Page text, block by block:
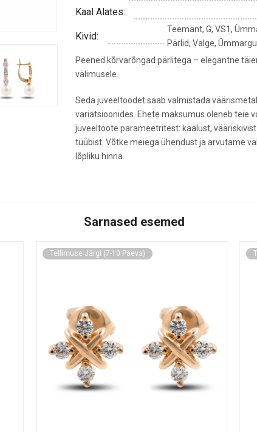
Kaal Alates:
Kivid:
Teemant, G, VS1,
Pärlid, Valge,
Peened kõrvarõngad pärlitega – elegantne
välimusele.
Seda juveeltoodet saab valmistada
variatsioonides. Ehete maksumus oleneb teie
juveeltoote parameetritest: kaalust,
tüübist. Võtke meiega ühendust ja arvutame
lõpliku hinna.
Sarnased esemed
(7-10 Päeva) Tellimuse Järgi (7-10 Päeva)